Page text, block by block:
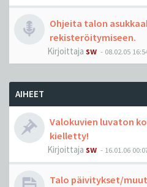
Ohjeita talon
rekisteröitymiseen.
Kirjoittaja sw - 08.02.05
AIHEET
Valokuvien luvaton
kielletty!
Kirjoittaja sw - 16.01.06
Talo päivitykset/